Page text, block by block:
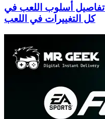
تفاصيل أسلوب اللعب في EA SPORTS FC 27: شرح
كل التغييرات في اللعب